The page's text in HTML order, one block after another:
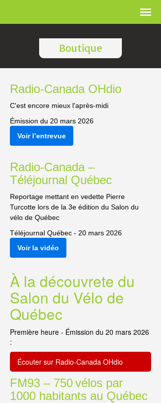
Boutique
Radio-Canada OHdio
C'est encore mieux l'après-midi
Émission du 20 mars 2026
Voir l’entrevue
Radio-Canada –
Téléjournal Québec
Reportage mettant en vedette Pierre
Turcotte lors de la 3e édition du Salon du
vélo de Québec
Téléjournal Québec - 20 mars 2026
Voir la vidéo
À la découvrete du
Salon du Vélo de
Québec
Première heure - Émission du 20 mars 2026
:
Écouter sur Radio‑Canada OHdio
FM93 – 750 vélos par
1000 habitants au Québec